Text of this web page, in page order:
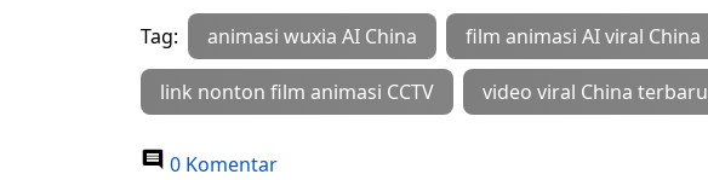
Tag: animasi wuxia AI China film animasi AI viral China
link nonton film animasi CCTV video viral China terbaru
0 Komentar